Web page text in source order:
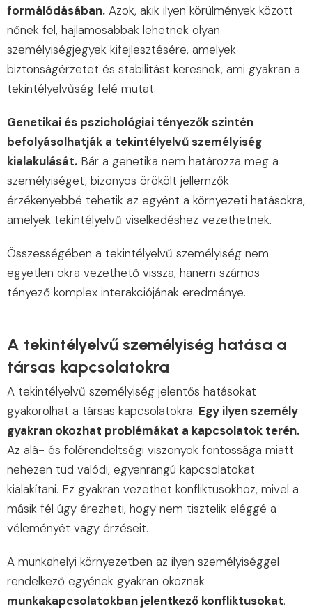
formálódásában. Azok, akik ilyen körülmények között
nőnek fel, hajlamosabbak lehetnek olyan
személyiségjegyek kifejlesztésére, amelyek
biztonságérzetet és stabilitást keresnek, ami gyakran a
tekintélyelvűség felé mutat.
Genetikai és pszichológiai tényezők szintén
befolyásolhatják a tekintélyelvű személyiség
kialakulását. Bár a genetika nem határozza meg a
személyiséget, bizonyos örökölt jellemzők
érzékenyebbé tehetik az egyént a környezeti hatásokra,
amelyek tekintélyelvű viselkedéshez vezethetnek.
Összességében a tekintélyelvű személyiség nem
egyetlen okra vezethető vissza, hanem számos
tényező komplex interakciójának eredménye.
A tekintélyelvű személyiség hatása a
társas kapcsolatokra
A tekintélyelvű személyiség jelentős hatásokat
gyakorolhat a társas kapcsolatokra. Egy ilyen személy
gyakran okozhat problémákat a kapcsolatok terén.
Az alá- és fölérendeltségi viszonyok fontossága miatt
nehezen tud valódi, egyenrangú kapcsolatokat
kialakítani. Ez gyakran vezethet konfliktusokhoz, mivel a
másik fél úgy érezheti, hogy nem tisztelik eléggé a
véleményét vagy érzéseit.
A munkahelyi környezetben az ilyen személyiséggel
rendelkező egyének gyakran okoznak
munkakapcsolatokban jelentkező konfliktusokat.